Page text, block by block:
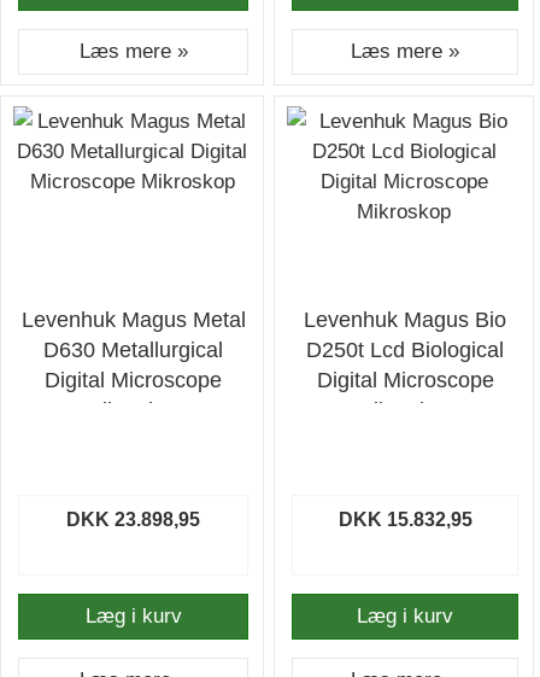
Læs mere » Læs mere »
Levenhuk Magus Metal
D630 Metallurgical
Digital Microscope
Mikroskop
DKK 23.898,95
Læg i kurv
Levenhuk Magus Bio
D250t Lcd Biological
Digital Microscope
Mikroskop
DKK 15.832,95
Læg i kurv